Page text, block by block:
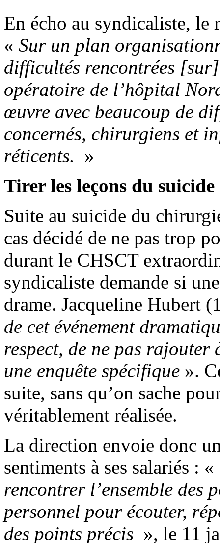
En écho au syndicaliste, le
« Sur un plan
difficultés rencontrées
opératoire de l’hôpital
œuvre avec beaucoup de
concernés, chirurgiens et
réticents. »
Tirer les leçons du suicide
Suite au suicide du
cas décidé de ne pas trop
durant le CHSCT
syndicaliste demande si
drame. Jacqueline Hubert
de cet événement
respect, de ne pas
une enquête spécifique ».
suite, sans qu’on sache
véritablement réalisée.
La direction envoie donc
sentiments à ses salariés : «
rencontrer l’ensemble des
personnel pour écouter,
des points précis », le 11